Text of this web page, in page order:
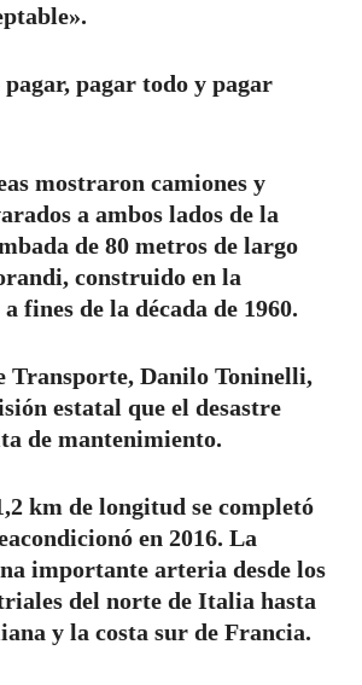
pagar, pagar todo y pagar
mostraron camiones y
a ambos lados de la
de 80 metros de largo
construido en la
fines de la década de 1960.
Transporte, Danilo Toninelli,
estatal que el desastre
de mantenimiento.
km de longitud se completó
en 2016. La
importante arteria desde los
del norte de Italia hasta
y la costa sur de Francia.